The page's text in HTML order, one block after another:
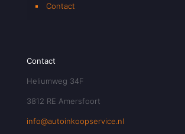
Contact
Contact
Heliumweg 34F
3812 RE Amersfoort
info@autoinkoopservice.nl